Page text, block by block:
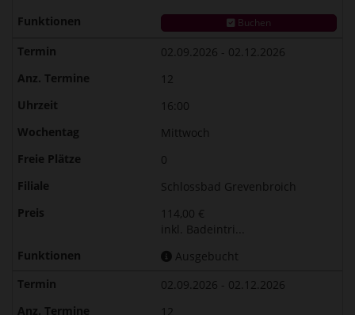
Buchen
02.09.2026 - 02.12.2026
12
16:00
Mittwoch
0
Schlossbad Grevenbroich
114,00 €
inkl. Badeintri...
Ausgebucht
02.09.2026 - 02.12.2026
12